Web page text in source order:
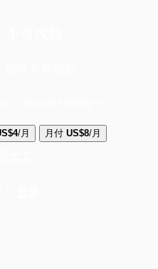
/月 月付 US$8/月